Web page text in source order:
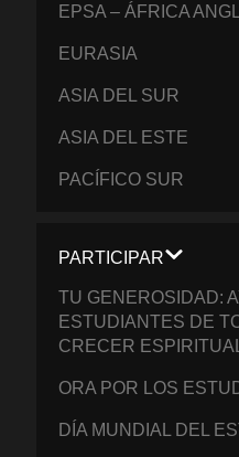
EPSA – ÁFRICA
EURASIA
ASIA DEL SUR
ASIA DEL ESTE
PACÍFICO SUR
PARTICIPAR
TU GENEROSIDAD:
ESTUDIANTES DE
CRECER
ORA POR LOS
DÍA MUNDIAL DEL